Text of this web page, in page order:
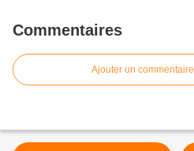
Commentaires
Ajouter un commentaire